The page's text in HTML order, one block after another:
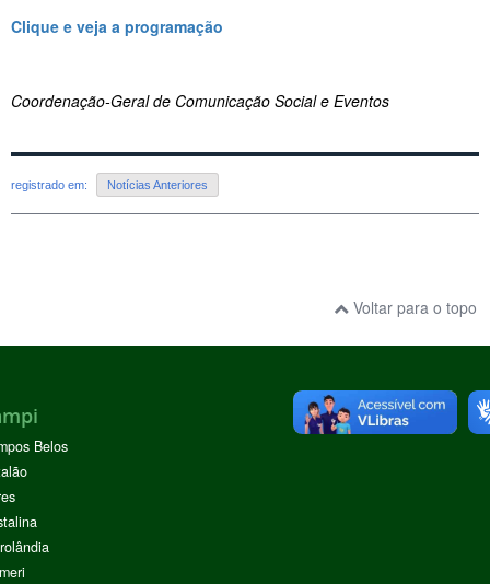
Clique e veja a programação
Coordenação-Geral de Comunicação Social e Eventos
registrado em: Notícias Anteriores
Voltar para o topo
Belos